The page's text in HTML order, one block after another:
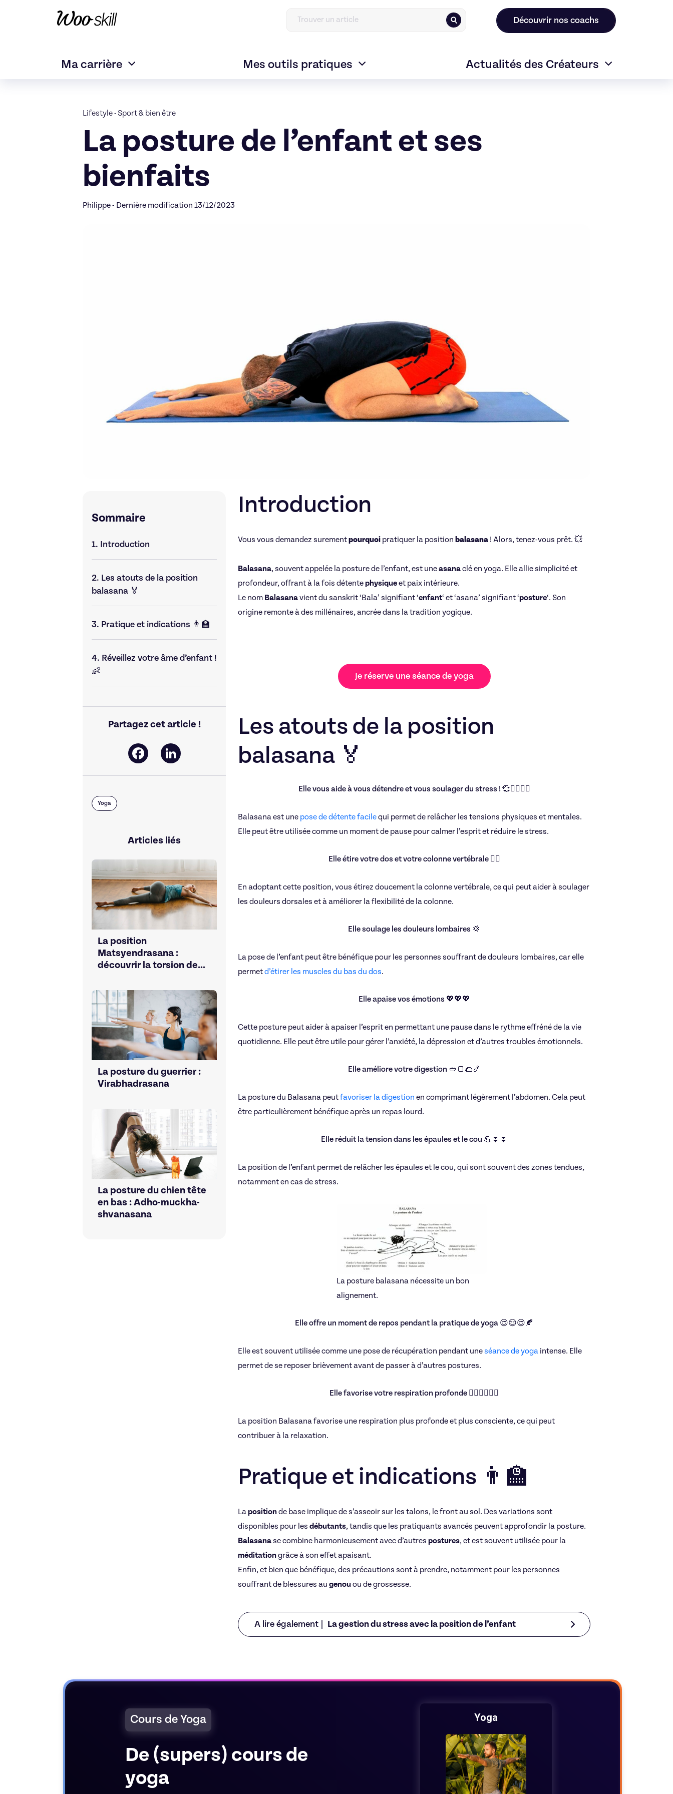
Découvrir nos coachs
Ma carrière Mes outils pratiques Actualités des Créateurs
Lifestyle- Sport & bien être
La posture de l’enfant et ses
bienfaits
Philippe - Dernière modification 13/12/2023
Sommaire
1. Introduction
2. Les atouts de la position
balasana 🏅
3. Pratique et indications 👨‍🏫
4. Réveillez votre âme d’enfant !
👶
Partagez cet article !
Facebook
LinkedIn
Yoga
Articles liés
La position
Matsyendrasana :
découvrir la torsion de
La posture du guerrier :
Virabhadrasana
La posture du chien tête
en bas : Adho-muckha-
shvanasana
Introduction
Vous vous demandez surementpourquoi pratiquer la position balasana ! Alors, tenez-vous prêt. 💥
Balasana, souvent appelée la posture de l’enfant, est uneasanaclé en yoga. Elle allie simplicité et
profondeur, offrant à la fois détentephysiqueet paix intérieure.
Le nom Balasanavient du sanskrit ‘Bala’ signifiant ‘enfant‘ et ‘asana’ signifiant ‘posture‘. Son
origine remonte à des millénaires, ancrée dans la tradition yogique.
Je réserve une séance de yoga
Les atouts de la position
balasana 🏅
Elle vous aide à vous détendre et vous soulager du stress ! 💞🧘‍♀️🧘‍♀️
Balasana est une pose de détente facilequi permet de relâcher les tensions physiques et mentales.
Elle peut être utilisée comme un moment de pause pour calmer l’esprit et réduire le stress.
Elle étire votre dos et votre colonne vertébrale 🧍‍♂️
En adoptant cette position, vous étirez doucement la colonne vertébrale, ce qui peut aider à soulager
les douleurs dorsales et à améliorer la flexibilité de la colonne.
Elle soulage les douleurs lombaires 💢
La pose de l’enfant peut être bénéfique pour les personnes souffrant de douleurs lombaires, car elle
permetd’étirer les muscles du bas du dos.
Elle apaise vos émotions 💖💖💖
Cette posture peut aider à apaiser l’esprit en permettant une pause dans le rythme effréné de la vie
quotidienne. Elle peut être utile pour gérer l’anxiété, la dépression et d’autres troubles émotionnels.
Elle améliore votre digestion 🥙🍞🌮🍤
La posture du Balasana peutfavoriser la digestion en comprimant légèrement l’abdomen. Cela peut
être particulièrement bénéfique après un repas lourd.
Elle réduit la tension dans les épaules et le cou 💪⏬⏬
La position de l’enfant permet de relâcher les épaules et le cou, qui sont souvent des zones tendues,
notamment en cas de stress.
La posture balasana nécessite un bon
alignement.
Elle offre un moment de repos pendant la pratique de yoga 😌😌😌🍂
Elle est souvent utilisée comme une pose de récupération pendant uneséance de yoga intense. Elle
permet de se reposer brièvement avant de passer à d’autres postures.
Elle favorise votre respiration profonde 🧘‍♂️🧘‍♀️🧘‍♂️
La position Balasana favorise une respiration plus profonde et plus consciente, ce qui peut
contribuer à la relaxation.
Pratique et indications 👨‍🏫
Lapositionde base implique de s’asseoir sur les talons, le front au sol. Des variations sont
disponibles pour les débutants, tandis que les pratiquants avancés peuvent approfondir la posture.
Balasanase combine harmonieusement avec d’autres postures, et est souvent utilisée pour la
méditationgrâce à son effet apaisant.
Enfin, et bien que bénéfique, des précautions sont à prendre, notamment pour les personnes
souffrant de blessures au genouou de grossesse.
A lire également | La gestion du stress avec la position de l’enfant
Cours de Yoga
De (supers) cours de
yoga
Anne
40€/h
Yoga
Laure
Yoga